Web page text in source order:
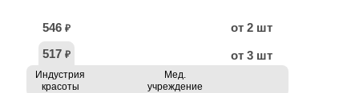
546 ₽
от 2 шт
517 ₽ от 3 шт
Индустрия
красоты
Мед.
учреждение